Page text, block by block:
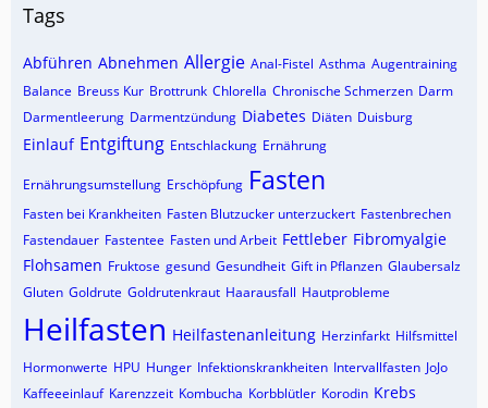
Tags
Abführen Abnehmen Allergie Anal-Fistel Asthma Augentraining
Balance Breuss Kur Brottrunk Chlorella Chronische Schmerzen Darm
Darmentleerung Darmentzündung Diabetes Diäten Duisburg
Einlauf Entgiftung Entschlackung Ernährung
Ernährungsumstellung Erschöpfung Fasten
Fasten bei Krankheiten Fasten Blutzucker unterzuckert Fastenbrechen
Fastendauer Fastentee Fasten und Arbeit Fettleber Fibromyalgie
Flohsamen Fruktose gesund Gesundheit Gift in Pflanzen Glaubersalz
Gluten Goldrute Goldrutenkraut Haarausfall Hautprobleme
Heilfasten Heilfastenanleitung Herzinfarkt Hilfsmittel
Hormonwerte HPU Hunger Infektionskrankheiten Intervallfasten JoJo
Kaffeeeinlauf Karenzzeit Kombucha Korbblütler Korodin Krebs